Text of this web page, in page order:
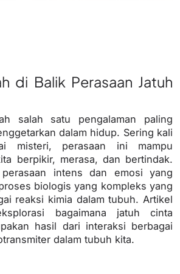
di Balik Perasaan Jatuh
salah satu pengalaman paling
dalam hidup. Sering kali
misteri, perasaan ini mampu
berpikir, merasa, dan bertindak.
intens dan emosi yang
biologis yang kompleks yang
reaksi kimia dalam tubuh. Artikel
bagaimana jatuh cinta
hasil dari interaksi berbagai
dalam tubuh kita.